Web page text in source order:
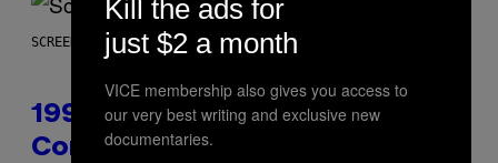
SCREENSHOT: ASCII
1999 Alien Adventure Is Finally
Coming to Modern Consoles
Kill the ads for
just $2 a month
VICE membership also gives you access to
our very best writing and exclusive new
documentaries.